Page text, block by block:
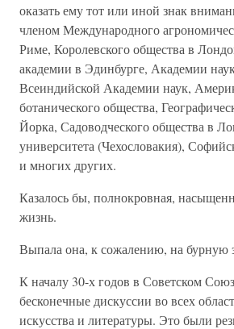
оказать ему тот или иной знак
членом Международного
Риме, Королевского общества в
академии в Эдинбурге, Академии
Всеиндийской Академии наук,
ботанического общества,
Йорка, Садоводческого общества в
университета (Чехословакия),
и многих других.
Казалось бы, полнокровная,
жизнь.
Выпала она, к сожалению, на бурную
К началу 30-х годов в Советском
бесконечные дискуссии во всех
искусства и литературы. Это были